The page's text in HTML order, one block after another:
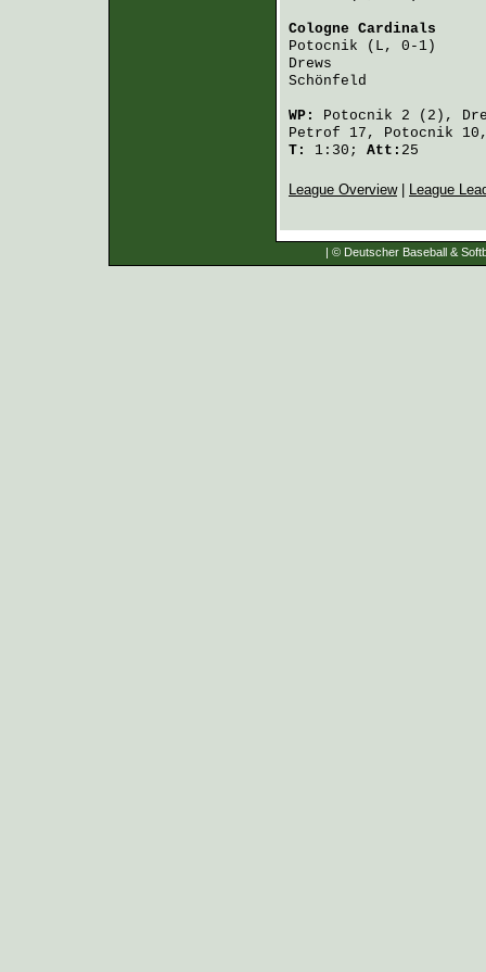
Cologne Cardinals
Potocnik (L, 0-1)
Drews
Schönfeld
WP: Potocnik 2 (2),
Petrof 17, Potocnik
T:
1:30; Att: 25
League Overview| League
| © Deutscher Baseball &